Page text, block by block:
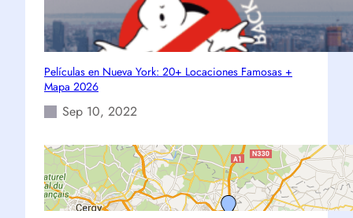
Películas en Nueva York: 20+ Locaciones Famosas +
Mapa 2026
Sep 10, 2022